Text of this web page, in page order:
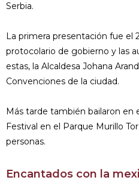
Serbia.
La primera presentación fue el
protocolario de gobierno y las
estas, la Alcaldesa Johana
Convenciones de la ciudad.
Más tarde también bailaron en
Festival en el Parque Murillo
personas.
Encantados con la